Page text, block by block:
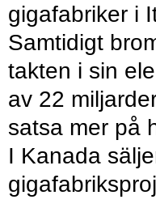
gigafabriker i
Samtidigt
takten i sin
av 22
satsa mer på
I Kanada